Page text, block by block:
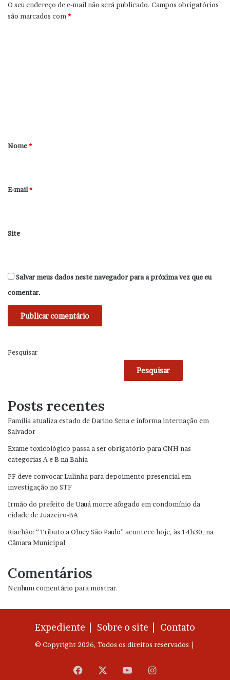
O seu endereço de e-mail não será publicado. Campos obrigatórios
são marcados com *
r
*
Nome*
E-mail*
Site
Salvar meus dados neste navegador para a próxima vez que eu
comentar.
Pesquisar
Pesquisar
Posts recentes
Família atualiza estado de Darino Sena e informa internação em
Salvador
Exame toxicológico passa a ser obrigatório para CNH nas
categorias A e B na Bahia
PF deve convocar Lulinha para depoimento presencial em
investigação no STF
Irmão do prefeito de Uauá morre afogado em condomínio da
cidade de Juazeiro-BA
Riachão: “Tributo a Olney São Paulo” acontece hoje, às 14h30, na
Câmara Municipal
Comentários
Nenhum comentário para mostrar.
Expediente | Sobre o site | Contato
© Copyright 2026, Todos os direitos reservados |
Facebook YouTubeInstagram